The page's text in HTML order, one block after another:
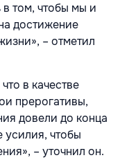
том, чтобы мы и
достижение
– отметил
в качестве
прерогативы,
довели до конца
чтобы
– уточнил он.